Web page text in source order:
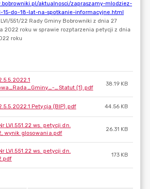
_Statut (1).pdf
38.19 KB
Petycja (BIP).pdf 44.56 KB
LVI.551.22 ws. petycji dn.
wynik glosowania.pdf
26.31 KB
LVI.551.22 ws. petycji dn.
173 KB